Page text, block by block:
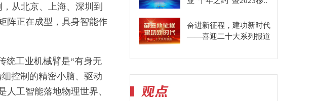
从北京、上海、深圳到
阵正在成型，具身智能作
统工业机械臂是“有身无
控制的精密小脑、驱动
工智能落地物理世界、
奋进新征程，建功新时代
——喜迎二十大系列报道